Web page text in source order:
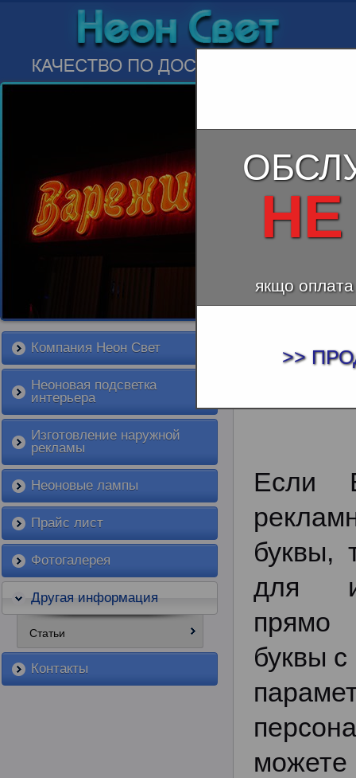
Компания Неон Свет
Неоновая подсветка
интерьера
Изготовление наружной
рекламы
Неоновые лампы
Прайс лист
Фотогалерея
Другая информация
Статьи
Контакты
Если
буквы,
для
прямо
буквы
можете
якщо
>>